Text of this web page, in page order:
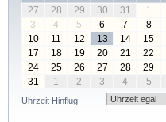
27 28 29 30 31 1
3
4 5 6 7 8
10
11 12 13 14 15
17
18 19 20 21 22
24
25 26 27 28 29
31
1 2 3 4 5
Uhrzeit Hinflug